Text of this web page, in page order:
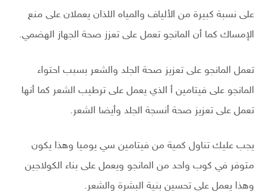
على نسبة كبيرة من الألياف والمياه اللذان يعملان على منع
الإمساك كما أن المانجو تعمل على تعزز صحة الجهاز الهضمي.
تعمل المانجو على تعزيز صحة الجلد والشعر بسبب احتواء
المانجو على فيتامين أ الذي يعمل على ترطيب الشعر كما أنها
تعمل على تعزيز صحة أنسجة الجلد وأيضا الشعر.
يجب عليك تناول كمية من فيتامين سي يوميا وهذا يكون
متوفر في كوب واحد من المانجو ويعمل على بناء الكولاجين
وهذا يعمل على تحسين بنية البشرة والشعر.